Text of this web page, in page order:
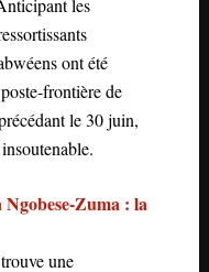
ont été
frontière de
le 30 juin,
Zuma : la
une